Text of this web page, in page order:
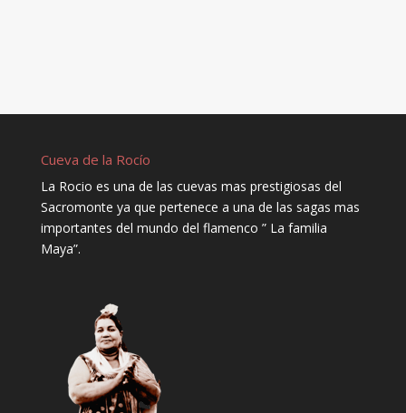
Cueva de la Rocío
La Rocio es una de las cuevas mas prestigiosas del
Sacromonte ya que pertenece a una de las sagas mas
importantes del mundo del flamenco ” La familia
Maya”.